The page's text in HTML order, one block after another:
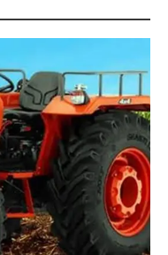
ट्रैक्टरों की रिकॉर्ड